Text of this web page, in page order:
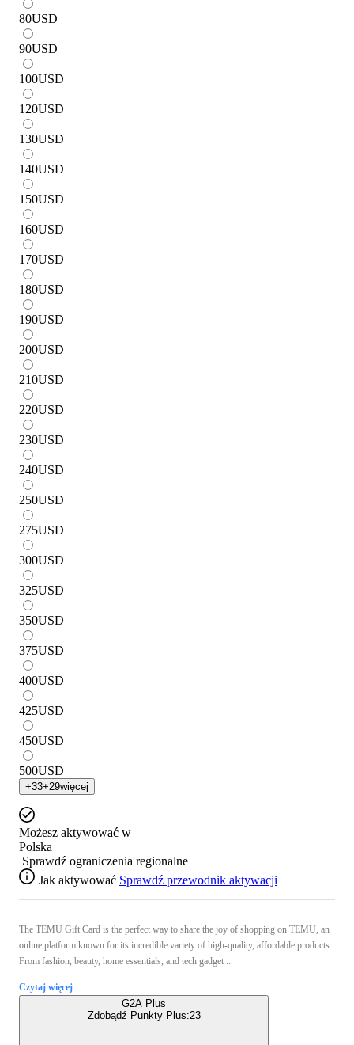
80USD
90USD
100USD
120USD
130USD
140USD
150USD
160USD
170USD
180USD
190USD
200USD
210USD
220USD
230USD
240USD
250USD
275USD
300USD
325USD
350USD
375USD
400USD
425USD
450USD
500USD
+33+29więcej
Możesz aktywować w
Polska
Sprawdź ograniczenia regionalne
Jak aktywować Sprawdź przewodnik aktywacji
The TEMU Gift Card is the perfect way to share the joy of shopping on TEMU, an
online platform known for its incredible variety of high-quality, affordable products.
From fashion, beauty, home essentials, and tech gadget ...
Czytaj więcej
G2A Plus
Zdobądź Punkty Plus:23